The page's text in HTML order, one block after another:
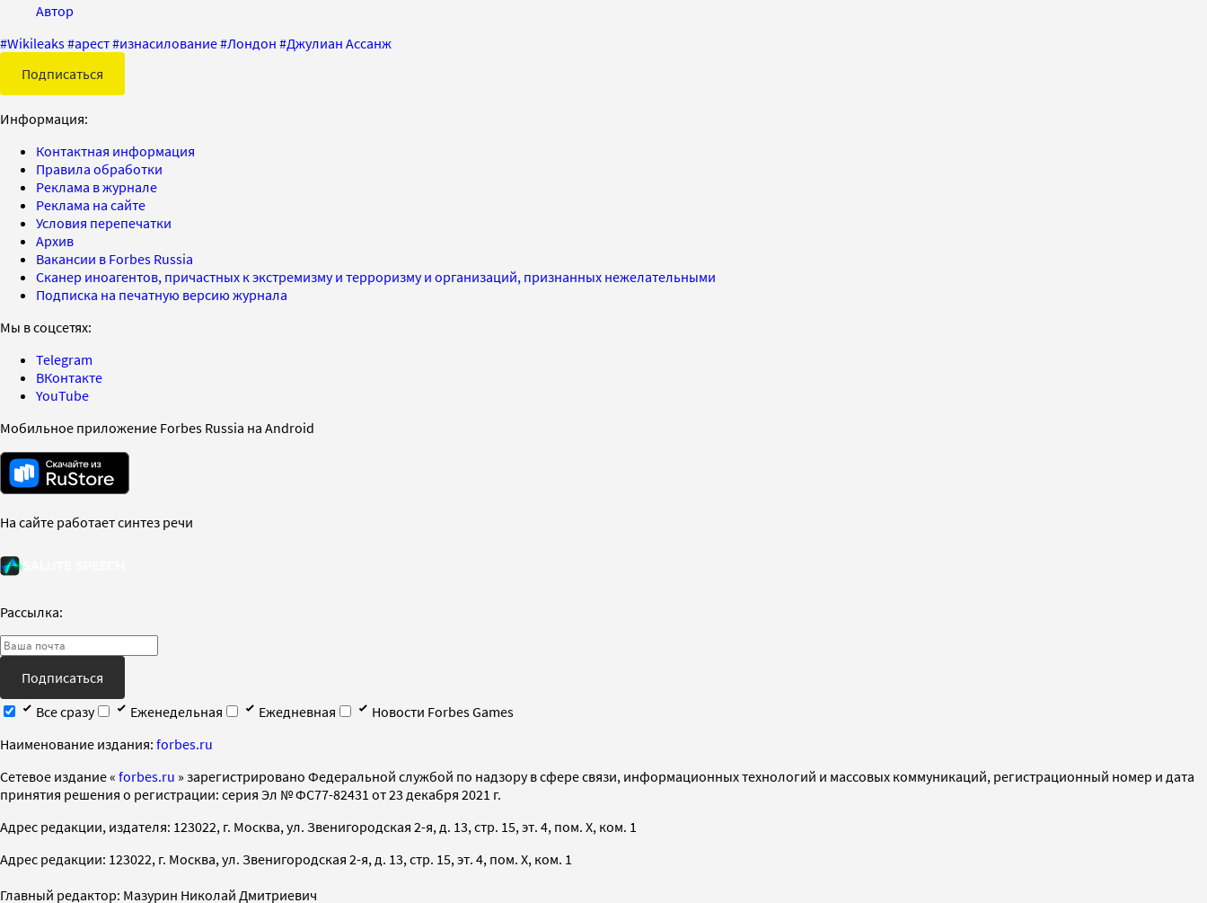
Автор
#Wikileaks#арест#изнасилование#Лондон #Джулиан Ассанж
Подписаться
Информация:
Контактная информация
Правила обработки
Реклама в журнале
Реклама на сайте
Условия перепечатки
Архив
Вакансии в Forbes Russia
Сканер иноагентов, причастных к экстремизму и терроризму и организаций, признанных нежелательными
Подписка на печатную версию журнала
Мы в соцсетях:
Telegram
ВКонтакте
YouTube
Мобильное приложение Forbes Russia на Android
На сайте работает синтез речи
Рассылка:
Подписаться
Все сразу
Еженедельная Ежедневная
Новости Forbes Games
Наименование издания: forbes.ru
Cетевое издание « forbes.ru » зарегистрировано Федеральной службой по надзору в сфере связи, информационных технологий и массовых коммуникаций, регистрационный номер и дата
принятия решения о регистрации: серия Эл № ФС77-82431 от 23 декабря 2021 г.
Адрес редакции, издателя: 123022, г. Москва, ул. Звенигородская 2-я, д. 13, стр. 15, эт. 4, пом. X, ком. 1
Адрес редакции: 123022, г. Москва, ул. Звенигородская 2-я, д. 13, стр. 15, эт. 4, пом. X, ком. 1
Главный редактор: Мазурин Николай Дмитриевич